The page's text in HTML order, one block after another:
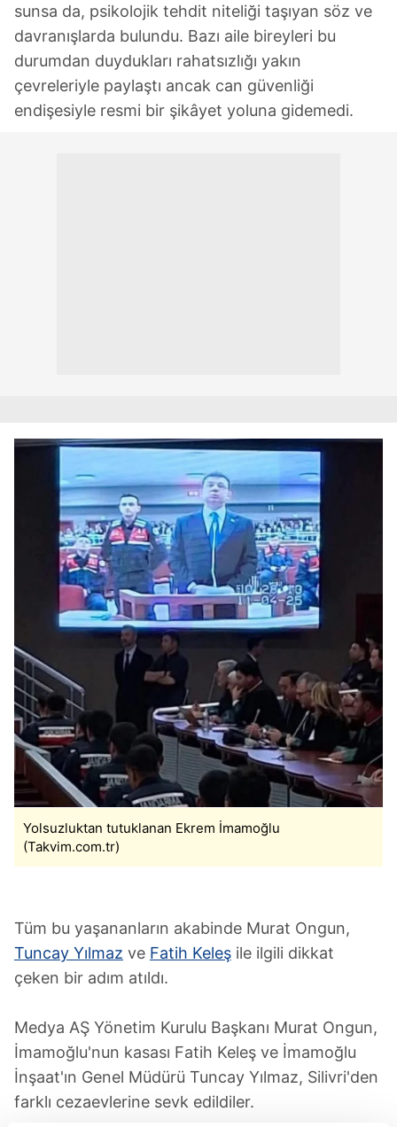
sunsa da, psikolojik tehdit niteliği taşıyan söz ve
davranışlarda bulundu. Bazı aile bireyleri bu
durumdan duydukları rahatsızlığı yakın
çevreleriyle paylaştı ancak can güvenliği
endişesiyle resmi bir şikâyet yoluna gidemedi.
Yolsuzluktan tutuklanan Ekrem İmamoğlu
(Takvim.com.tr)
Tüm bu yaşananların akabinde Murat Ongun,
Tuncay Yılmaz ve Fatih Keleş ile ilgili dikkat
çeken bir adım atıldı.
Medya AŞ Yönetim Kurulu Başkanı Murat Ongun,
İmamoğlu'nun kasası Fatih Keleş ve İmamoğlu
İnşaat'ın Genel Müdürü Tuncay Yılmaz, Silivri'den
farklı cezaevlerine sevk edildiler.